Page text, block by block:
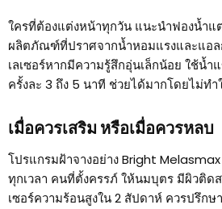
ใครที่ต้องแต่งหน้าทุกวัน แนะนำฟองน้ำแ
ผลิตภัณฑ์ที่ปราศจากน้ำหอมแรงและแอล
เลเซอร์หากมีความรู้สึกอุ่นเล็กน้อย ใช้น้ำ
ครั้งละ 3 ถึง 5 นาที ช่วยได้มากโดยไม่ท
เมื่อควรเสริม หรือเมื่อควรหลบ
โปรแกรมฝ้าจางอย่าง Bright
ทุกเวลา คนที่ตั้งครรภ์ ให้นมบุตร มีผิวติดส
เซอร์ความร้อนสูงใน 2 สัปดาห์ ควรปรึก